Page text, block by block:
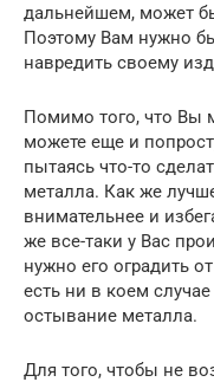
дальнейшем, может
Поэтому Вам нужно
навредить своему
Помимо того, что Вы
можете еще и
пытаясь что-то
металла. Как же
внимательнее и
же все-таки у Вас
нужно его оградить
есть ни в коем
остывание металла.
Для того, чтобы не